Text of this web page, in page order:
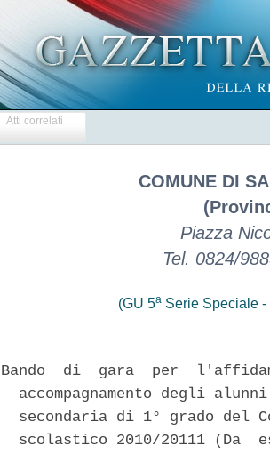
Atti correlati
COMUNE DI
Piazza
Tel. 0824/
(GU 5aSerie Speciale -
Bando  di  gara  per
accompagnamento degli
secondaria di 1° grado del
scolastico 2010/20111 (Da